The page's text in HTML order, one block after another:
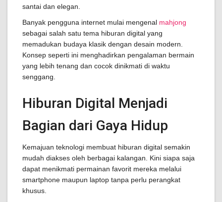
santai dan elegan.
Banyak pengguna internet mulai mengenal mahjong
sebagai salah satu tema hiburan digital yang
memadukan budaya klasik dengan desain modern.
Konsep seperti ini menghadirkan pengalaman bermain
yang lebih tenang dan cocok dinikmati di waktu
senggang.
Hiburan Digital Menjadi
Bagian dari Gaya Hidup
Kemajuan teknologi membuat hiburan digital semakin
mudah diakses oleh berbagai kalangan. Kini siapa saja
dapat menikmati permainan favorit mereka melalui
smartphone maupun laptop tanpa perlu perangkat
khusus.